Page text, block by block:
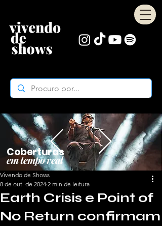
Coberturas
em tempo real
Earth Crisis e Point of
No Return confirmam
Vivendo de Shows
8 de out. de 2024 2 min de leitura